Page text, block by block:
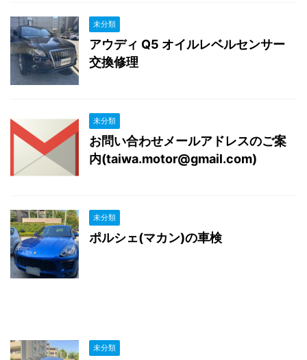
未分類
アウディ Q5 オイルレベルセンサー
交換修理
未分類
お問い合わせメールアドレスのご案
内(taiwa.motor@gmail.com)
未分類
ポルシェ(マカン)の車検
未分類